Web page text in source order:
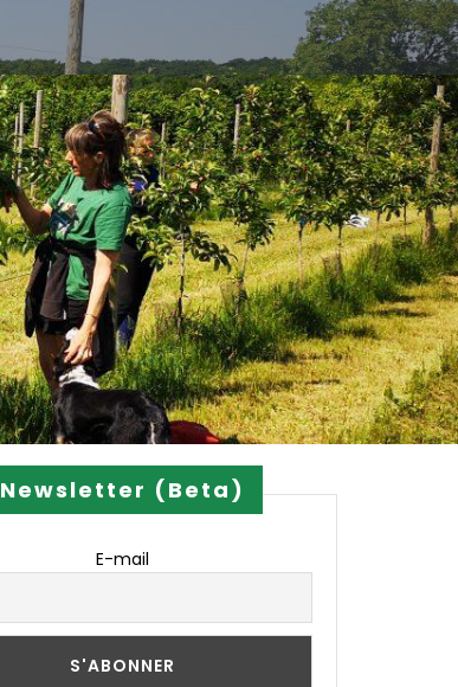
Newsletter (Beta)
E-mail